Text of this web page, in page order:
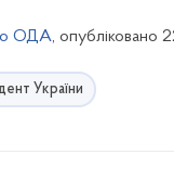
ОДА, опубліковано
України